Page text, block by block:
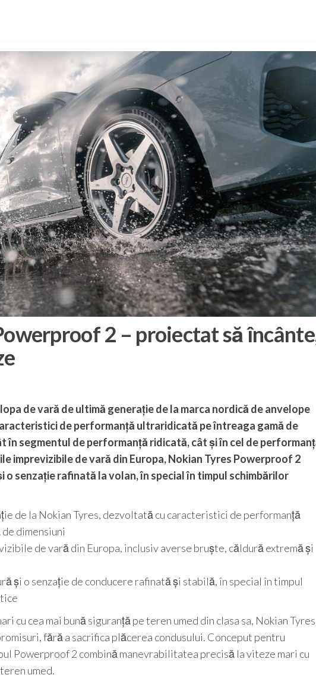
2 – proiectat să
de vară de ultimă generație de la marca nordică de anvelope
de performanță ultraridicată pe întreaga gamă de
în segmentul de performanță ridicată, cât și în cel de
imprevizibile de vară din Europa, Nokian Tyres Powerproof 2
senzație rafinată la volan, în special în timpul schimbărilor
de la Nokian Tyres, dezvoltată cu caracteristici de performanță
dimensiuni
de vară din Europa, inclusiv averse bruște, căldură extremă și
și o senzație de conducere rafinată și stabilă, în special în timpul
cu cea mai bună siguranță pe teren umed din clasa sa, Nokian Tyres
fără a sacrifica plăcerea condusului. Conceput pentru
Powerproof 2 combină manevrabilitatea precisă la viteze mari cu
umed.